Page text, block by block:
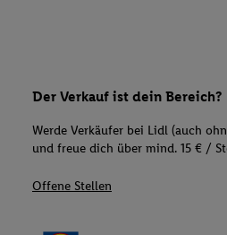
Der Verkauf ist dein Bereich?
Werde Verkäufer bei Lidl (auch
und freue dich über mind. 15 € /
Offene Stellen